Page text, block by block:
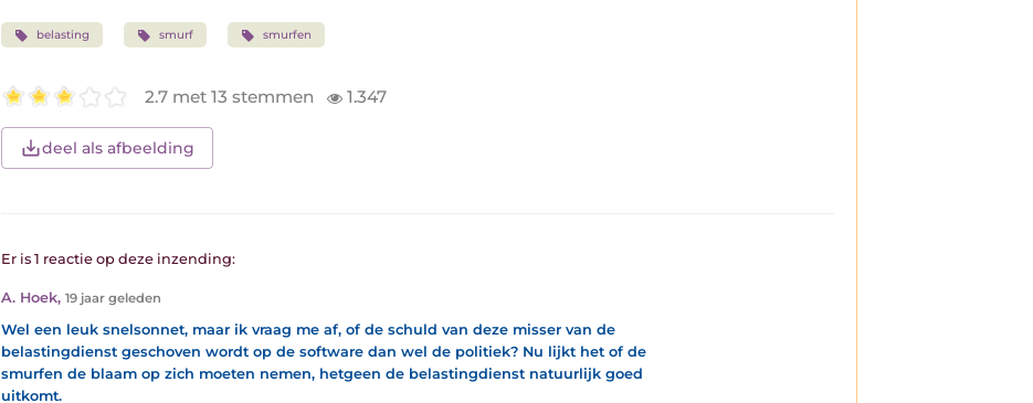
belasting smurf smurfen
2.7 met 13 stemmen 1.347
deel als afbeelding
Er is 1 reactie op deze inzending:
A. Hoek, 19 jaar geleden
Wel een leuk snelsonnet, maar ik vraag me af, of de schuld van deze misser van de
belastingdienst geschoven wordt op de software dan wel de politiek? Nu lijkt het of de
smurfen de blaam op zich moeten nemen, hetgeen de belastingdienst natuurlijk goed
uitkomt.